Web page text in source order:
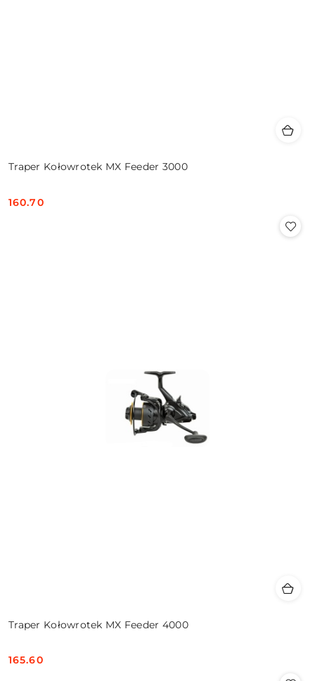
Traper Kołowrotek MX Feeder 3000
Cena:
160.70
Traper Kołowrotek MX Feeder 4000
Cena:
165.60